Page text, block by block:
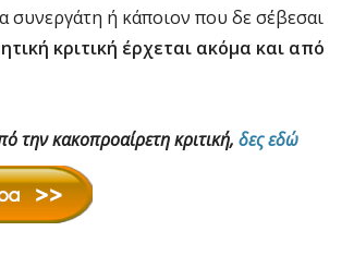
συνεργάτη ή κάποιον που δε σέβεσαι
κριτική έρχεται ακόμα και από
την κακοπροαίρετη κριτική, δες εδώ